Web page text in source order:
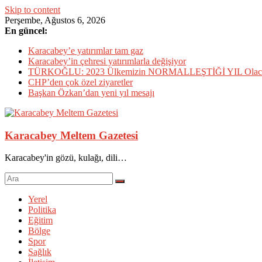
Skip to content
Perşembe, Ağustos 6, 2026
En güncel:
Karacabey’e yatırımlar tam gaz
Karacabey’in çehresi yatırımlarla değişiyor
TÜRKOĞLU: 2023 Ülkemizin NORMALLEŞTİĞİ YIL
CHP’den çok özel ziyaretler
Başkan Özkan’dan yeni yıl mesajı
Karacabey Meltem Gazetesi
Karacabey'in gözü, kulağı, dili…
Yerel
Politika
Eğitim
Bölge
Spor
Sağlık